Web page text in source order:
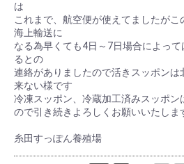
は
これまで、航空便が使えてましたが
海上輸送に
なる為早くても4日～7日場合によっ
るとの
連絡がありましたので活きスッポンは
来ない様です
冷凍スッポン、冷蔵加工済みスッポン
ので引き続きよろしくお願いいたしま
糸田すっぽん養殖場